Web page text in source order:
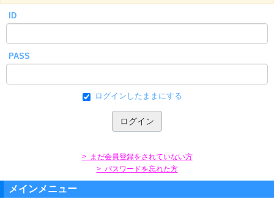
小説
ID
PASS
ログインしたままにする
> まだ会員登録をされていない方
> パスワードを忘れた方
メインメニュー